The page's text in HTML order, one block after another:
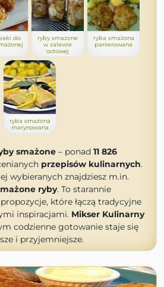
do
ryby smażone
w zalewie
octowej
ryba smażona
panierowana
ryba smażona
marynowana
smażone – ponad 11 826
przepisów kulinarnych.
wybieranych znajdziesz m.in.
ryby. To starannie
które łączą tradycyjne
inspiracjami. Mikser Kulinarny
codzienne gotowanie staje się
i przyjemniejsze.